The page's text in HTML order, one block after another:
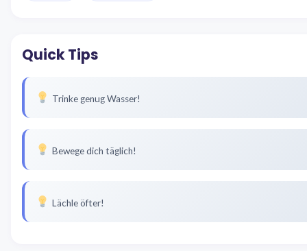
Quick Tips
Trinke genug Wasser!
Bewege dich täglich!
Lächle öfter!